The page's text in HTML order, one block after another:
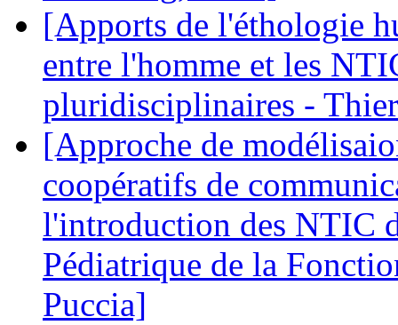
[Apports de l'éthologie
entre l'homme et les
pluridisciplinaires -
[Approche de
coopératifs de
l'introduction des NTIC
Pédiatrique de la
Puccia]